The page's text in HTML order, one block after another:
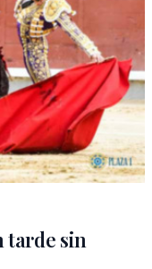
tarde sin